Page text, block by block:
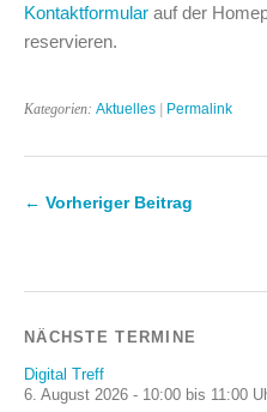
Kontaktformular auf der
reservieren.
Kategorien: Aktuelles | Permalink
← Vorheriger Beitrag
NÄCHSTE TERMINE
Digital Treff
6. August 2026 - 10:00 bis 11:00